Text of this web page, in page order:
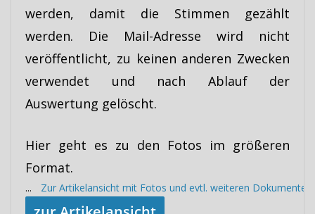
werden, damit die Stimmen gezählt
werden. Die Mail-Adresse wird nicht
veröffentlicht, zu keinen anderen Zwecken
verwendet und nach Ablauf der
Auswertung gelöscht.
Hier geht es zu den Fotos im größeren
Format.
...Zur Artikelansicht mit Fotos und evtl. weiteren Dokumenten